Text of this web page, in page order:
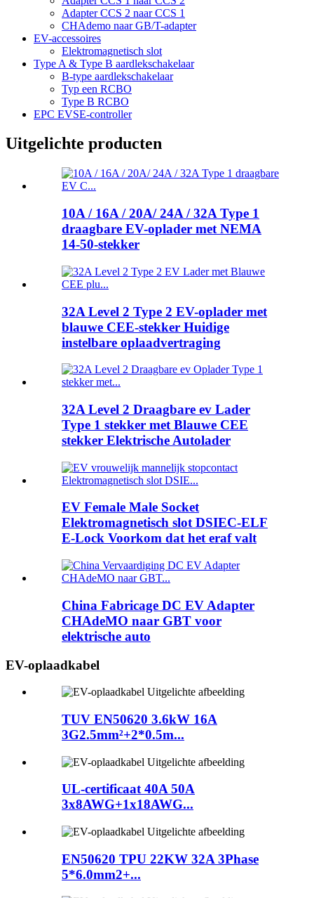
Adapter CCS 2 naar CCS 1
CHAdemo naar GB/T-adapter
EV-accessoires
Elektromagnetisch slot
Type A & Type B aardlekschakelaar
B-type aardlekschakelaar
Typ een RCBO
Type B RCBO
EPC EVSE-controller
Uitgelichte producten
10A / 16A / 20A/ 24A / 32A Type 1
draagbare EV-oplader met NEMA
14-50-stekker
32A Level 2 Type 2 EV-oplader met
blauwe CEE-stekker Huidige
instelbare oplaadvertraging
32A Level 2 Draagbare ev Lader
Type 1 stekker met Blauwe CEE
stekker Elektrische Autolader
EV Female Male Socket
Elektromagnetisch slot DSIEC-ELF
E-Lock Voorkom dat het eraf valt
China Fabricage DC EV Adapter
CHAdeMO naar GBT voor
elektrische auto
EV-oplaadkabel
TUV EN50620 3.6kW 16A
3G2.5mm²+2*0.5m...
UL-certificaat 40A 50A
3x8AWG+1x18AWG...
EN50620 TPU 22KW 32A 3Phase
5*6.0mm2+...